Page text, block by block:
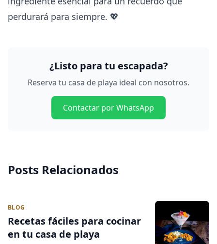
perdurará para siempre. 💖
¿Listo para tu escapada?
Reserva tu casa de playa ideal con nosotros.
Contactar por WhatsApp
Posts Relacionados
BLOG
Recetas fáciles para cocinar
en tu casa de playa